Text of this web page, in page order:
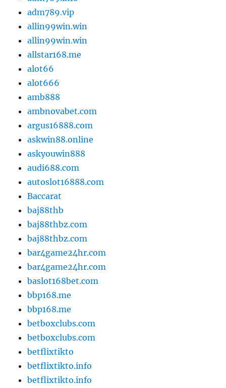
adm789.vip
allin99win.win
allin99win.win
allstar168.me
alot66
alot666
amb888
ambnovabet.com
argus16888.com
askwin88.online
askyouwin888
audi688.com
autoslot16888.com
Baccarat
baj88thb
baj88thbz.com
baj88thbz.com
bar4game24hr.com
bar4game24hr.com
baslot168bet.com
bbp168.me
bbp168.me
betboxclubs.com
betboxclubs.com
betflixtikto
betflixtikto.info
betflixtikto.info